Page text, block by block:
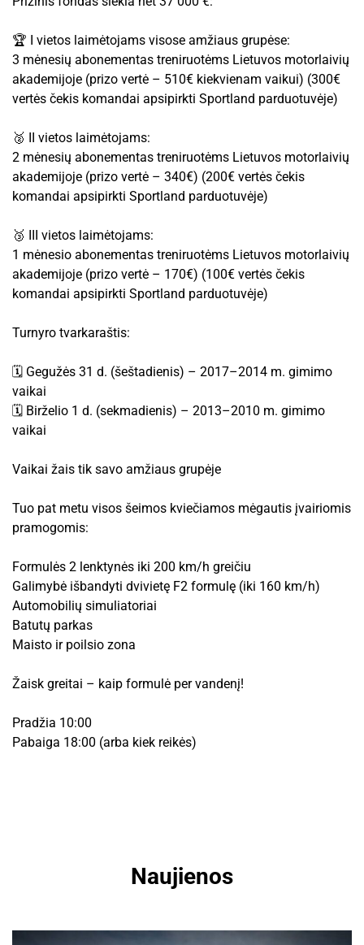
🏆 I vietos laimėtojams visose amžiaus grupėse:
3 mėnesių abonementas treniruotėms Lietuvos motorlaivių
akademijoje (prizo vertė – 510€ kiekvienam vaikui) (300€
vertės čekis komandai apsipirkti Sportland parduotuvėje)
🥈 II vietos laimėtojams:
2 mėnesių abonementas treniruotėms Lietuvos motorlaivių
akademijoje (prizo vertė – 340€) (200€ vertės čekis
komandai apsipirkti Sportland parduotuvėje)
🥉 III vietos laimėtojams:
1 mėnesio abonementas treniruotėms Lietuvos motorlaivių
akademijoje (prizo vertė – 170€) (100€ vertės čekis
komandai apsipirkti Sportland parduotuvėje)
Turnyro tvarkaraštis:
🗓 Gegužės 31 d. (šeštadienis) – 2017–2014 m. gimimo
vaikai
🗓 Birželio 1 d. (sekmadienis) – 2013–2010 m. gimimo
vaikai
Vaikai žais tik savo amžiaus grupėje
Tuo pat metu visos šeimos kviečiamos mėgautis įvairiomis
pramogomis:
Formulės 2 lenktynės iki 200 km/h greičiu
Galimybė išbandyti dvivietę F2 formulę (iki 160 km/h)
Automobilių simuliatoriai
Batutų parkas
Maisto ir poilsio zona
Žaisk greitai – kaip formulė per vandenį!
Pradžia 10:00
Pabaiga 18:00 (arba kiek reikės)
Naujienos